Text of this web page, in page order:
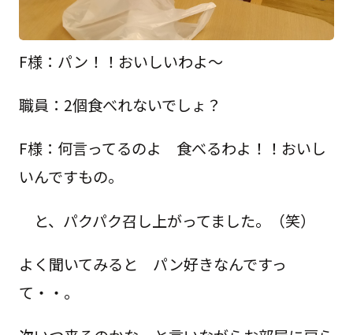
F様：パン！！おいしいわよ～
職員：2個食べれないでしょ？
F様：何言ってるのよ 食べるわよ！！おいし
いんですもの。
と、パクパク召し上がってました。（笑）
よく聞いてみると パン好きなんですっ
て・・。